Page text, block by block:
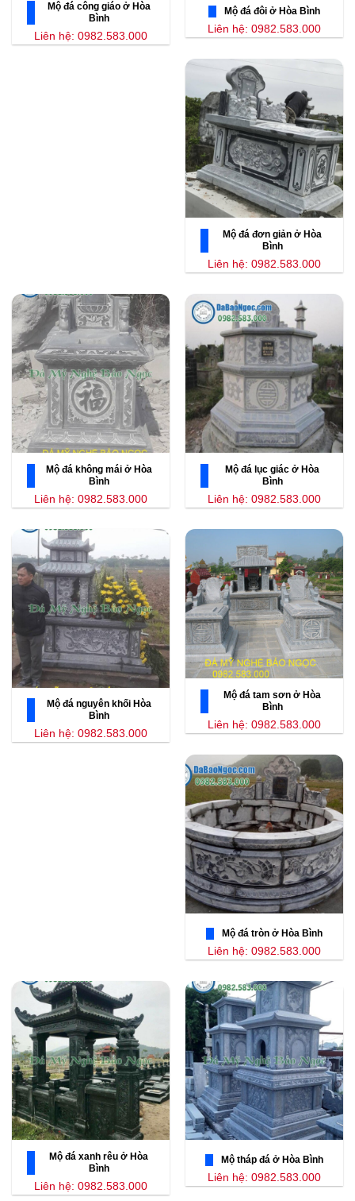
Mộ đá công giáo ở Hòa
Bình
Liên hệ: 0982.583.000
Mộ đá đôi ở Hòa Bình
Liên hệ: 0982.583.000
Mộ đá đơn giản ở Hòa
Bình
Liên hệ: 0982.583.000
Mộ đá không mái ở Hòa
Bình
Liên hệ: 0982.583.000
Mộ đá lục giác ở Hòa
Bình
Liên hệ: 0982.583.000
Mộ đá nguyên khối Hòa
Bình
Liên hệ: 0982.583.000
Mộ đá tam sơn ở Hòa
Bình
Liên hệ: 0982.583.000
Mộ đá tròn ở Hòa Bình
Liên hệ: 0982.583.000
Mộ đá xanh rêu ở Hòa
Bình
Liên hệ: 0982.583.000
Mộ tháp đá ở Hòa Bình
Liên hệ: 0982.583.000